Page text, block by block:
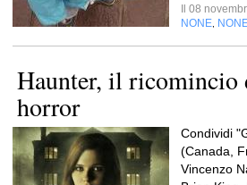
Il 08
NONE
Haunter, il ricomincio
horror
Condividi
(Canada,
Vincenzo